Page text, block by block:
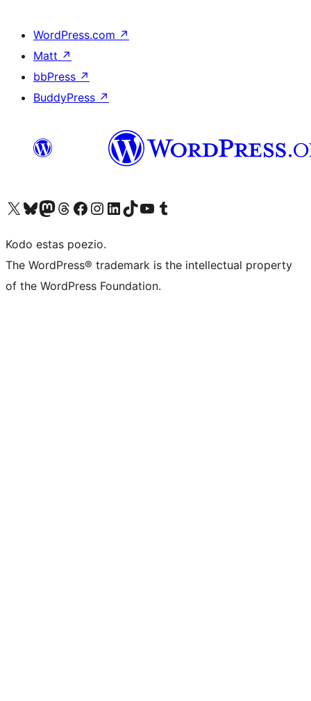
WordPress.com ↗
Matt ↗
bbPress ↗
BuddyPress ↗
Visit our X (formerly Twitter) account
Visit our Bluesky account
Visit our Mastodon account
Visit our Threads account
Visit our Facebook page
Visit our Instagram account
Visit our LinkedIn account
Visit our TikTok account
Visit our YouTube channel
Visit our Tumblr account
Kodo estas poezio.
The WordPress® trademark is the intellectual property
of the WordPress Foundation.